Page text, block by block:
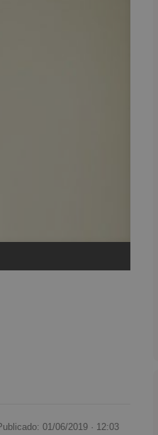
01/06/2019 · 12:03